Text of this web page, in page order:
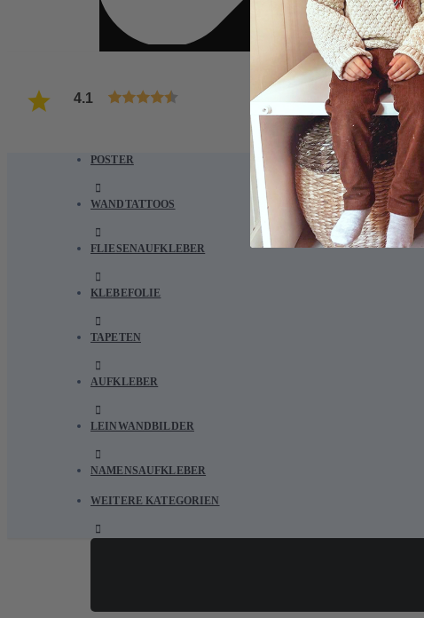
4.1 von 1030 Bewertungen
POSTER
WANDTATTOOS
FLIESENAUFKLEBER
KLEBEFOLIE
TAPETEN
AUFKLEBER
LEINWANDBILDER
NAMENSAUFKLEBER
WEITERE KATEGORIEN